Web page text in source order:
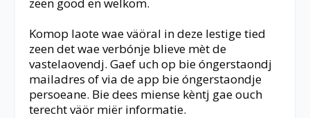
Komop laote wae väöral in deze lestige tied
zeen det wae verbónje blieve mèt de
vastelaovendj. Gaef uch op bie óngerstaondj
mailadres of via de app bie óngerstaondje
persoeane. Bie dees miense kèntj gae ouch
terecht väör miër informatie.